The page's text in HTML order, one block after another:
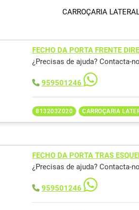
CARROÇARIA
FECHO DA PORTA FRENTE
¿Precisas de ajuda? Contacta-
959501246
813203Z020 CARROÇARIA
FECHO DA PORTA TRAS
¿Precisas de ajuda? Contacta-
959501246